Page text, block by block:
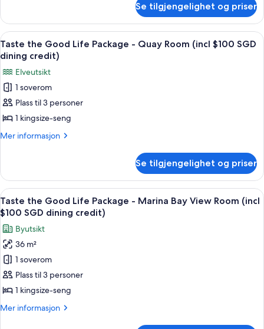
Room
(incl
$100
SGD
dining
credit)
the
Good
Life
Package
Esplanade
Room
(incl
$100
SGD
credit)
Se tilgjengelighet og priser
Åpne
alle
bildene
av
Taste
the
Good
Life
Quay
Room
(incl
$100
SGD
dining
credit)
Sengetøy av topp kvalitet, minibar,
7
Taste the Good Life Package - Quay Room (incl $100 SGD
dining credit)
Elveutsikt
1 soverom
Plass til 3 personer
1 kingsize-seng
Mer informasjon
Mer
the
Good
Life
Package
-
Quay
Room
(incl
$100
SGD
credit)
Se tilgjengelighet og priser
Åpne
alle
bildene
av
Taste
the
Good
Life
Package
Sengetøy av topp kvalitet, minibar,
8
Taste the Good Life Package - Marina Bay View Room (incl
$100 SGD dining credit)
Byutsikt
36 m²
1 soverom
Plass til 3 personer
1 kingsize-seng
Mer informasjon
Mer